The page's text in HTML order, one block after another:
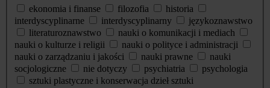
ekonomia i finanse
filozofia
historia
interdyscyplinarne
interdyscyplinarny
językoznawstwo
literaturoznawstwo
nauki o komunikacji i mediach
nauki o kulturze i religii
nauki o polityce i administracji
nauki o zarządzaniu i jakości
nauki prawne
nauki
socjologiczne
nie dotyczy psychiatria
psychologia
sztuki plastyczne i konserwacja dzieł sztuki